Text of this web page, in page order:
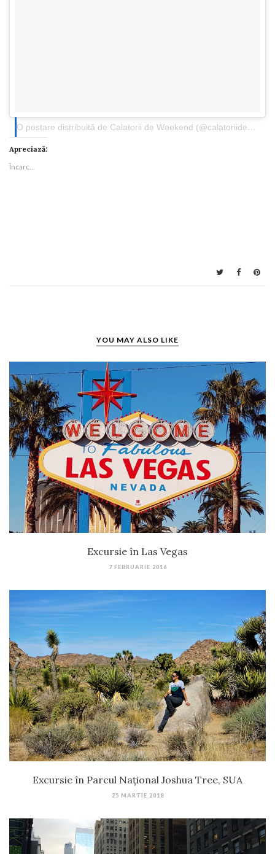
O postare distribuită de Calatorii de Weekend (@calatoriideweekend.ro)
Apreciază:
Încarc...
YOU MAY ALSO LIKE
Excursie în Las Vegas
7 FEBRUARIE 2016
Excursie în Parcul Național Joshua Tree, SUA
25 MARTIE 2018